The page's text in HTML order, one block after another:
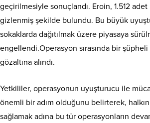
geçirilmesiyle sonuçlandı. Eroin, 1.512
gizlenmiş şekilde bulundu. Bu büyük
sokaklarda dağıtılmak üzere piyasaya
engellendi.Operasyon sırasında bir
gözaltına alındı.
Yetkililer, operasyonun uyuşturucu ile
önemli bir adım olduğunu belirterek,
sağlamak adına bu tür operasyonların